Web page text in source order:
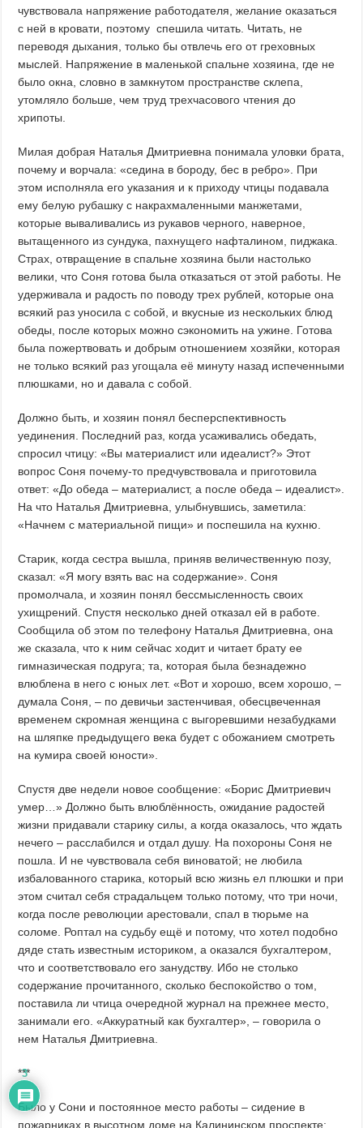
чувствовала напряжение работодателя, желание оказаться
с ней в кровати, поэтому спешила читать. Читать, не
переводя дыхания, только бы отвлечь его от греховных
мыслей. Напряжение в маленькой спальне хозяина, где не
было окна, словно в замкнутом пространстве склепа,
утомляло больше, чем труд трехчасового чтения до
хрипоты.
Милая добрая Наталья Дмитриевна понимала уловки брата,
почему и ворчала: «седина в бороду, бес в ребро». При
этом исполняла его указания и к приходу чтицы подавала
ему белую рубашку с накрахмаленными манжетами,
которые вываливались из рукавов черного, наверное,
вытащенного из сундука, пахнущего нафталином, пиджака.
Страх, отвращение в спальне хозяина были настолько
велики, что Соня готова была отказаться от этой работы. Не
удерживала и радость по поводу трех рублей, которые она
всякий раз уносила с собой, и вкусные из нескольких блюд
обеды, после которых можно сэкономить на ужине. Готова
была пожертвовать и добрым отношением хозяйки, которая
не только всякий раз угощала её минуту назад испеченными
плюшками, но и давала с собой.
Должно быть, и хозяин понял бесперспективность
уединения. Последний раз, когда усаживались обедать,
спросил чтицу: «Вы материалист или идеалист?» Этот
вопрос Соня почему-то предчувствовала и приготовила
ответ: «До обеда – материалист, а после обеда – идеалист».
На что Наталья Дмитриевна, улыбнувшись, заметила:
«Начнем с материальной пищи» и поспешила на кухню.
Старик, когда сестра вышла, приняв величественную позу,
сказал: «Я могу взять вас на содержание». Соня
промолчала, и хозяин понял бессмысленность своих
ухищрений. Спустя несколько дней отказал ей в работе.
Сообщила об этом по телефону Наталья Дмитриевна, она
же сказала, что к ним сейчас ходит и читает брату ее
гимназическая подруга; та, которая была безнадежно
влюблена в него с юных лет. «Вот и хорошо, всем хорошо, –
думала Соня, – по девичьи застенчивая, обесцвеченная
временем скромная женщина с выгоревшими незабудками
на шляпке предыдущего века будет с обожанием смотреть
на кумира своей юности».
Спустя две недели новое сообщение: «Борис Дмитриевич
умер…» Должно быть влюблённость, ожидание радостей
жизни придавали старику силы, а когда оказалось, что ждать
нечего – расслабился и отдал душу. На похороны Соня не
пошла. И не чувствовала себя виноватой; не любила
избалованного старика, который всю жизнь ел плюшки и при
этом считал себя страдальцем только потому, что три ночи,
когда после революции арестовали, спал в тюрьме на
соломе. Роптал на судьбу ещё и потому, что хотел подобно
дяде стать известным историком, а оказался бухгалтером,
что и соответствовало его занудству. Ибо не столько
содержание прочитанного, сколько беспокойство о том,
поставила ли чтица очередной журнал на прежнее место,
занимали его. «Аккуратный как бухгалтер», – говорила о
нем Наталья Дмитриевна.
***
Было у Сони и постоянное место работы – сидение в
пожарниках в высотном доме на Калининском проспекте;
3